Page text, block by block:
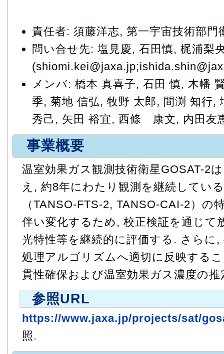
責任者: 須藤洋志, 第一宇宙技術部門
問い合せ先: 塩見慶, 石田慎, 梶浦梨
メンバ: 橋本 真喜子, 石田 慎, 木幡
季, 菊地 信弘, 牧野 太郎, 間渕 知行,
秀己, 矢田 裕宜, 西條 康文, 内田友
事業概要
温室効果ガス観測技術衛星GOSAT-2
え, 約8年にわたり観測を継続してい
（TANSO-FTS-2, TANSO-CAI-2）の
伴い変化するため, 校正検証を通じて
光特性等を継続的に評価する. さらに
処理アルゴリズムへ適切に反映する
貫性確保および温室効果ガス濃度の
参照URL
https://www.jaxa.jp/projects/sat/
照.